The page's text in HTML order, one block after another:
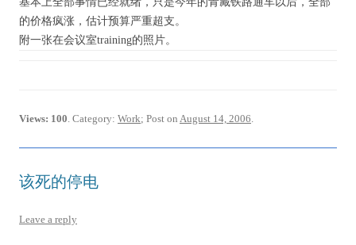
的价格疯涨，估计预算严重超支。
附一张在会议室training的照片。
Views: 100. Category: Work; Post on August 14, 2006.
该死的停电
Leave a reply